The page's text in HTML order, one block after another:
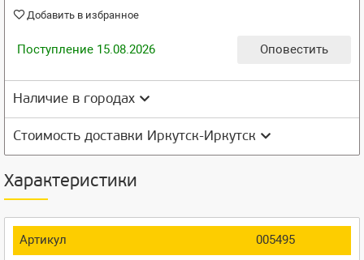
Добавить в избранное
Поступление 15.08.2026 Оповестить
Наличие в городах
Стоимость доставки Иркутск-Иркутск
Характеристики
Артикул
005495